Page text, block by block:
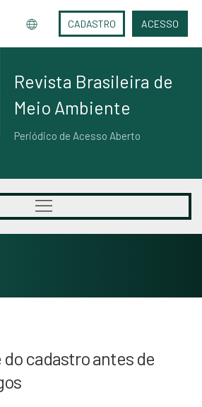
CADASTRO ACESSO
Revista Brasileira de
Meio Ambiente
Periódico de Acesso Aberto
cadastro antes de